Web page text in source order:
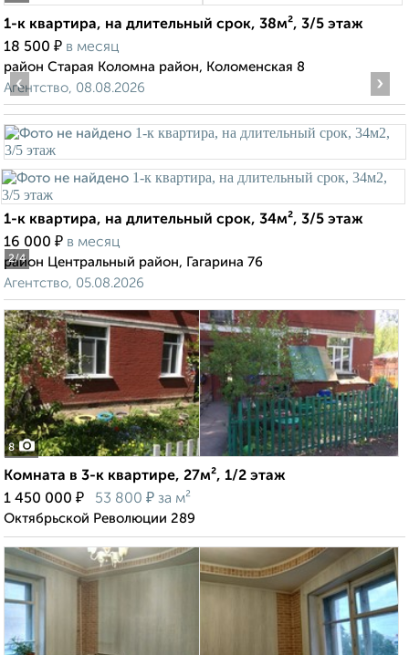
1-к квартира, на длительный срок, 38м², 3/5 этаж
18 500 ₽ в месяц
район Старая Коломна район, Коломенская 8
Агентство, 08.08.2026
2/4
‹ ›
1-к квартира, на длительный срок, 34м², 3/5 этаж
16 000 ₽ в месяц
район Центральный район, Гагарина 76
Агентство, 05.08.2026
8
Комната в 3-к квартире, 27м², 1/2 этаж
1 450 000 ₽ 53 800 ₽ за м²
Октябрьской Революции 289